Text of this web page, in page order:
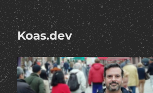
Koas.dev